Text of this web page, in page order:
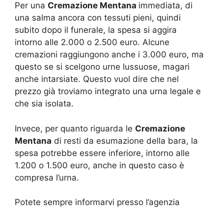
Per una Cremazione Mentana immediata, di
una salma ancora con tessuti pieni, quindi
subito dopo il funerale, la spesa si aggira
intorno alle 2.000 o 2.500 euro. Alcune
cremazioni raggiungono anche i 3.000 euro, ma
questo se si scelgono urne lussuose, magari
anche intarsiate. Questo vuol dire che nel
prezzo già troviamo integrato una urna legale e
che sia isolata.
Invece, per quanto riguarda le Cremazione
Mentana di resti da esumazione della bara, la
spesa potrebbe essere inferiore, intorno alle
1.200 o 1.500 euro, anche in questo caso è
compresa l’urna.
Potete sempre informarvi presso l’agenzia